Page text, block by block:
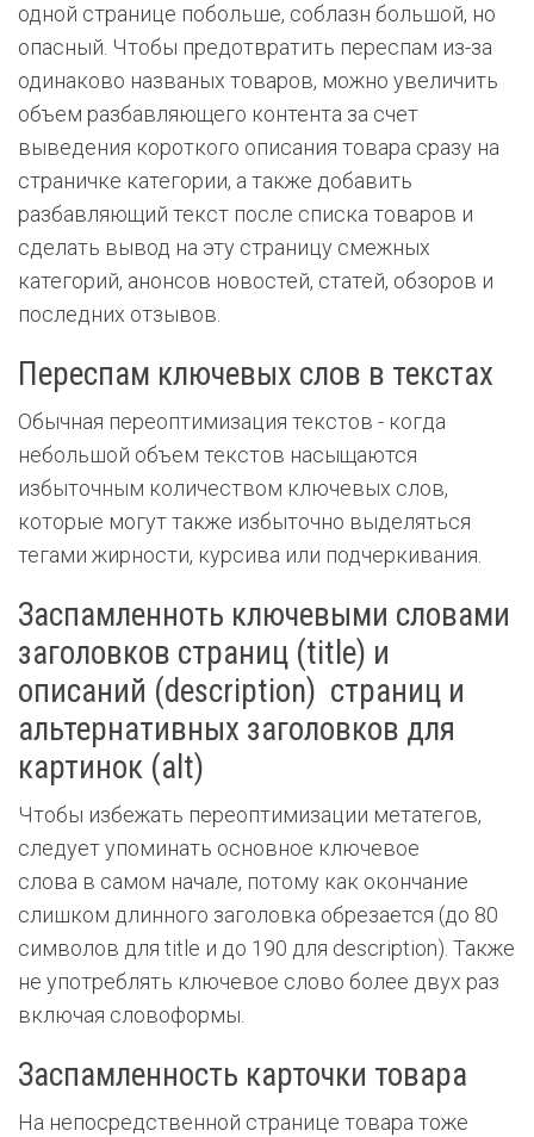
одной странице побольше, соблазн большой, но
опасный. Чтобы предотвратить переспам из-за
одинаково названых товаров, можно увеличить
объем разбавляющего контента за счет
выведения короткого описания товара сразу на
страничке категории, а также добавить
разбавляющий текст после списка товаров и
сделать вывод на эту страницу смежных
категорий, анонсов новостей, статей, обзоров и
последних отзывов.
Переспам ключевых слов в текстах
Обычная переоптимизация текстов - когда
небольшой объем текстов насыщаются
избыточным количеством ключевых слов,
которые могут также избыточно выделяться
тегами жирности, курсива или подчеркивания.
Заспамленноть ключевыми словами
заголовков страниц (title) и
описаний (description) страниц и
альтернативных заголовков для
картинок (alt)
Чтобы избежать переоптимизации метатегов,
следует упоминать основное ключевое
слова в самом начале, потому как окончание
слишком длинного заголовка обрезается (до 80
символов для title и до 190 для description). Также
не употреблять ключевое слово более двух раз
включая словоформы.
Заспамленность карточки товара
На непосредственной странице товара тоже